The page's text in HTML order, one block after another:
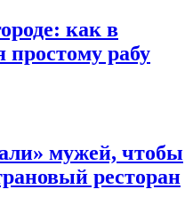
как в
простому рабу
мужей, чтобы
ресторан